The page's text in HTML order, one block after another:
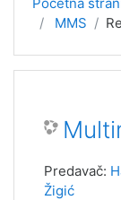
MMS
Predavač:
Žigić